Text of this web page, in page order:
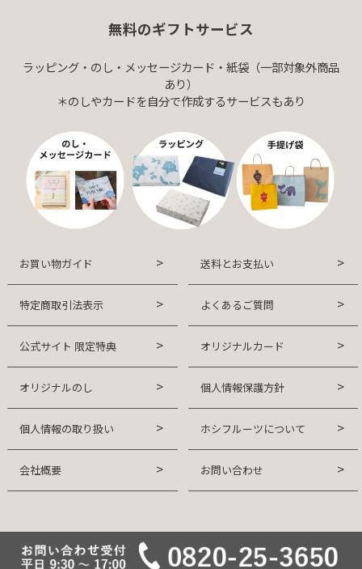
無料のギフトサービス
ラッピング・のし・メッセージカード・紙袋（一部対象外商品
あり）
＊のしやカードを自分で作成するサービスもあり
お買い物ガイド 送料とお支払い
特定商取引法表示 よくあるご質問
公式サイト 限定特典 オリジナルカード
オリジナルのし 個人情報保護方針
個人情報の取り扱い ホシフルーツについて
会社概要 お問い合わせ